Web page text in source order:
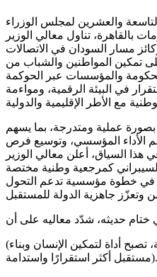
والعشرين لمجلس الوزراء
بالقاهرة، تناول معالي الوزير
مسار السودان في الاتصالات
تمكين المواطنين والشباب من
والمؤسسات عبر الحوكمة
في البيئة الرقمية، ومواءمة
بصورة عملية ومتدرجة، بما يسهم
الأداء المؤسسي، وتوسيع فرص
هذا السياق، أعلن معالي الوزير
كمرجعية وطنية مختصة
في خطوة مؤسسية تدعم التحول
(التقنية حين تُدار برؤية ومسؤولية، تصبح أداة لتمكين الإنسان وبناء
مستقبل أكثر استقرارًا واستدامة).